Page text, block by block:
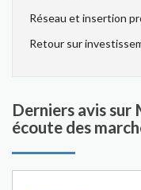
Réseau et insertion
Retour sur
Derniers avis
écoute des